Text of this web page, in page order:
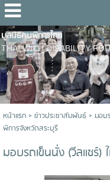
มูลนิธิคนพิการไทย
THAI WITH DISABILITY
หน้าแรก> ข่าวประชาสัมพันธ์> มอบ
พิการจังหวัดสระบุรี
มอบรถเข็นนั่ง (วีลแชร์